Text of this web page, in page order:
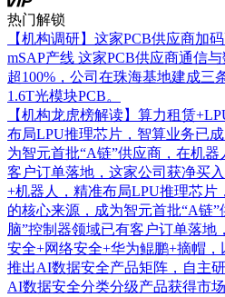
热门解锁
【机构调研】这家PCB供应商加
mSAP产线 这家PCB供应商通信
超100%，公司在珠海基地建成三
1.6T光模块PCB。
【机构龙虎榜解读】算力租赁
布局LPU推理芯片，智算业务已
为智元首批“A链”供应商，在机
客户订单落地，这家公司获净买入
+机器人，精准布局LPU推理芯片
的核心来源，成为智元首批“A链
脑”控制器领域已有客户订单落
安全+网络安全+华为鲲鹏+摘帽，
推出AI数据安全产品矩阵，自主
AI数据安全分类分级产品获得市